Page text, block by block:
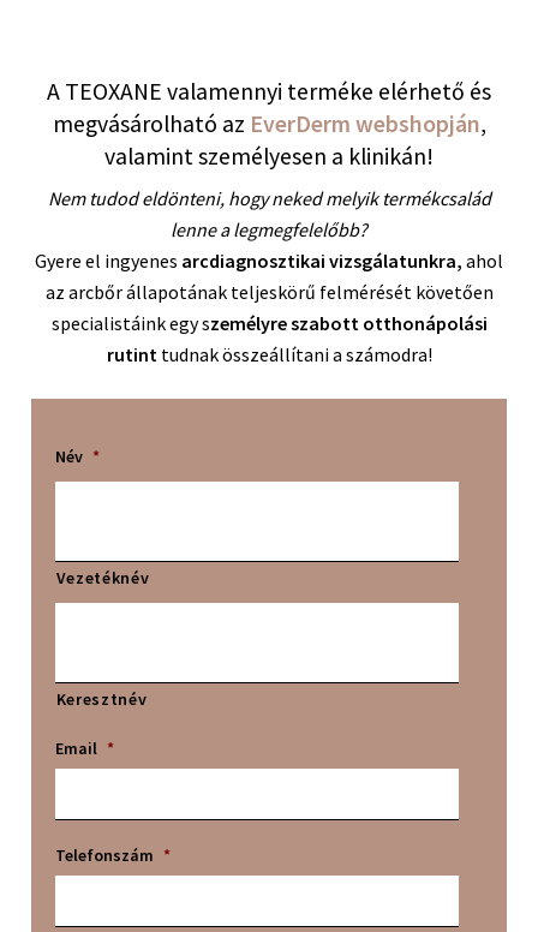
HIALURONSAV / TENGERI KOLLAGÉN MIKROGÖMBÖK
– Megszünteti az ajakszárazságot és teltté varázsolja
az ajkakat
hidratál
– Puhítja az ajkakat és kijavítja a hibákat
BŐR REGENERÁLÓ KEVERÉK– Aminosavakból,
antioxidánsokból, vitaminokból és ásványi anyagokból
álló keverék, ami védi és életre kelti az arcbőrt
DAMASZKUSZI RÓZSAVÍZ– Vitaminok, ásványi
nyugtatja a bőrt
bőrerősítő hatással rendelkezik
UNITAMURON– Javítja a bőr rugalmasságát és
láthatóan világosabbá teszi a bőrt és ragyogást ad.
CARCININE– Antioxidáns és anti-glikációs hatás
A TEOXANE valamennyi terméke elérhető és
megvásárolható az EverDerm webshopján,
valamint személyesen a klinikán!
Nem tudod eldönteni, hogy neked melyik termékcsalád
lenne a legmegfelelőbb?
Gyere el ingyenes arcdiagnosztikai vizsgálatunkra, ahol
az arcbőr állapotának teljeskörű felmérését követően
specialistáink egy személyre szabott otthonápolási
rutint tudnak összeállítani a számodra!
Név *
Vezetéknév
Keresztnév
Email *
Telefonszám *